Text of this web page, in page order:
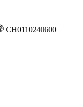
CH0110240600